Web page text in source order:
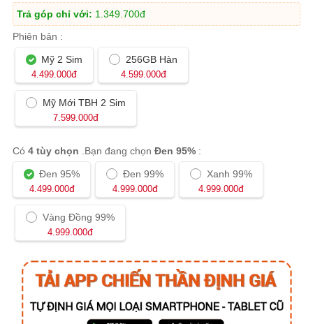
Trả góp chỉ với: 1.349.700đ
Phiên bản :
Mỹ 2 Sim
4.499.000đ
256GB Hàn
4.599.000đ
Mỹ Mới TBH 2 Sim
7.599.000đ
Có4 tùy chọn .Bạn đang chọnĐen 95% :
Đen 95%
4.499.000đ
Đen 99%
4.999.000đ
Xanh 99%
4.999.000đ
Vàng Đồng 99%
4.999.000đ